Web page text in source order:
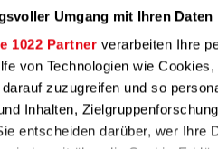
Umgang mit Ihren Daten
1022 Partner verarbeiten Ihre
von Technologien wie
zuzugreifen und so
Inhalten,
entscheiden darüber, wer Ihre
machen